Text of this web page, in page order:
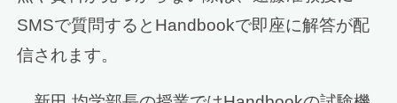
SMSで質問するとHandbookで即座に解答が配
信されます。